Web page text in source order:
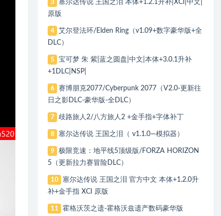
3
塞尔达传说 王国之泪 本体+1.2.1升补|XCI|中文|
原版
4
艾尔登法环/Elden Ring（v1.09+数字豪华版+全
DLC）
5
宝可梦 朱 紫|蓝之圆盘|中文|本体+3.0.1升补
+1DLC|NSP|
6
赛博朋克2077/Cyberpunk 2077（V2.0-更新往
日之影DLC-豪华版-全DLC）
7 歧路旅人2/八方旅人2 +金手指+字体补丁
8 塞尔达传说 王国之泪（ v1.1.0—模拟器）
9
极限竞速：地平线5顶级版/FORZA HORIZON
5（更新拉力赛冒险DLC）
10
塞尔达传说 王国之泪 官方中文 本体+1.2.0升
补+金手指 XCI 原版
11
霍格沃茨之遗-霍格沃兹遗产数码豪华版